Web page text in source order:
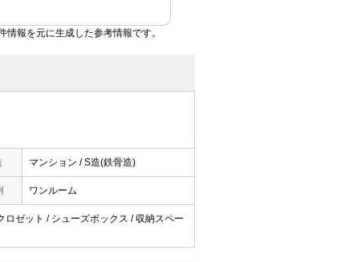
報を元に生成した参考情報です。
マンション / S造(鉄骨造)
ワンルーム
ゼット / シューズボックス / 収納スペー